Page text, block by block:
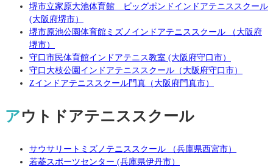
堺市立家原大池体育館 ビッグポンドインドアテニススクール
(大阪府堺市）
堺市原池公園体育館ミズノインドアテニススクール （大阪府
堺市）
守口市民体育館インドアテニス教室 (大阪府守口市）
守口大枝公園インドアテニススクール（大阪府守口市）
Zインドアテニススクール門真（大阪府門真市）
アウトドアテニススクール
サウサリートミズノテニススクール （兵庫県西宮市）
若菱スポーツセンター (兵庫県伊丹市）